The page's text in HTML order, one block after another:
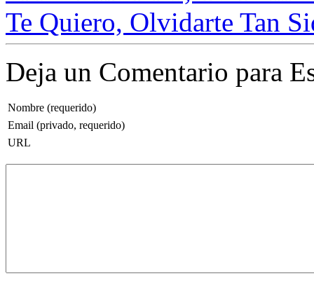
Te Quiero, Olvidarte Tan
Deja un Comentario para
Nombre (requerido)
Email (privado, requerido)
URL